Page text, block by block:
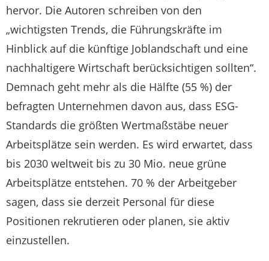
hervor. Die Autoren schreiben von den
„wichtigsten Trends, die Führungskräfte im
Hinblick auf die künftige Joblandschaft und eine
nachhaltigere Wirtschaft berücksichtigen sollten“.
Demnach geht mehr als die Hälfte (55 %) der
befragten Unternehmen davon aus, dass ESG-
Standards die größten Wertmaßstäbe neuer
Arbeitsplätze sein werden. Es wird erwartet, dass
bis 2030 weltweit bis zu 30 Mio. neue grüne
Arbeitsplätze entstehen. 70 % der Arbeitgeber
sagen, dass sie derzeit Personal für diese
Positionen rekrutieren oder planen, sie aktiv
einzustellen.